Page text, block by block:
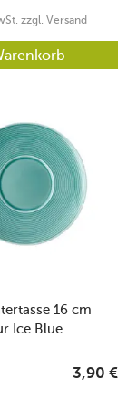
zzgl. Versand
16 cm
Ice Blue
3,90 €